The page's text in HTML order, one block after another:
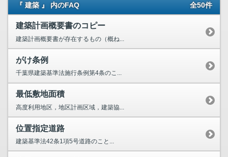
『 建築 』 内のFAQ 全50件
建築計画概要書のコピー
建築計画概要書が存在するもの（概ね...
がけ条例
千葉県建築基準法施行条例第4条のこ...
最低敷地面積
高度利用地区，地区計画区域，建築協...
位置指定道路
建築基準法42条1項5号道路のこと...